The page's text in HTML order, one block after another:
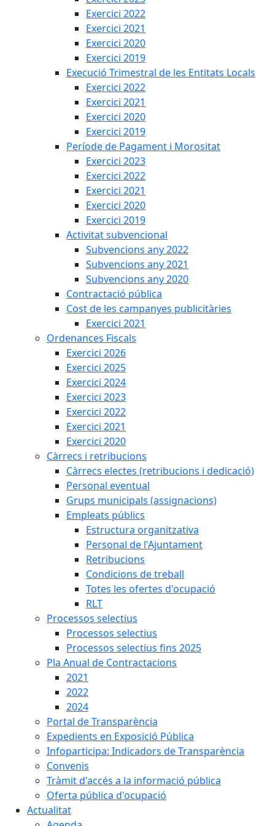
Exercici 2022
Exercici 2021
Exercici 2020
Exercici 2019
Execució Trimestral de les Entitats Locals
Exercici 2022
Exercici 2021
Exercici 2020
Exercici 2019
Període de Pagament i Morositat
Exercici 2023
Exercici 2022
Exercici 2021
Exercici 2020
Exercici 2019
Activitat subvencional
Subvencions any 2022
Subvencions any 2021
Subvencions any 2020
Contractació pública
Cost de les campanyes publicitàries
Exercici 2021
Ordenances Fiscals
Exercici 2026
Exercici 2025
Exercici 2024
Exercici 2023
Exercici 2022
Exercici 2021
Exercici 2020
Càrrecs i retribucions
Càrrecs electes (retribucions i dedicació)
Personal eventual
Grups municipals (assignacions)
Empleats públics
Estructura organitzativa
Personal de l'Ajuntament
Retribucions
Condicions de treball
Totes les ofertes d'ocupació
RLT
Processos selectius
Processos selectius
Processos selectius fins 2025
Pla Anual de Contractacions
2021
2022
2024
Portal de Transparència
Expedients en Exposició Pública
Infoparticipa: Indicadors de Transparència
Convenis
Tràmit d'accés a la informació pública
Oferta pública d'ocupació
Actualitat